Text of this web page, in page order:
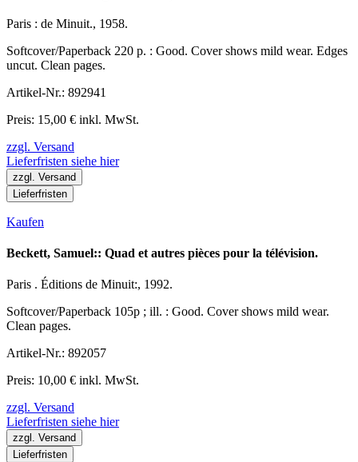
Paris : de Minuit., 1958.
Softcover/Paperback 220 p. : Good. Cover shows mild wear. Edges
uncut. Clean pages.
Artikel-Nr.: 892941
Preis: 15,00 € inkl. MwSt.
zzgl. Versand
Lieferfristen siehe hier
zzgl. Versand
Lieferfristen
Kaufen
Beckett, Samuel:: Quad et autres pièces pour la télévision.
Paris . Éditions de Minuit:, 1992.
Softcover/Paperback 105p ; ill. : Good. Cover shows mild wear.
Clean pages.
Artikel-Nr.: 892057
Preis: 10,00 € inkl. MwSt.
zzgl. Versand
Lieferfristen siehe hier
zzgl. Versand
Lieferfristen